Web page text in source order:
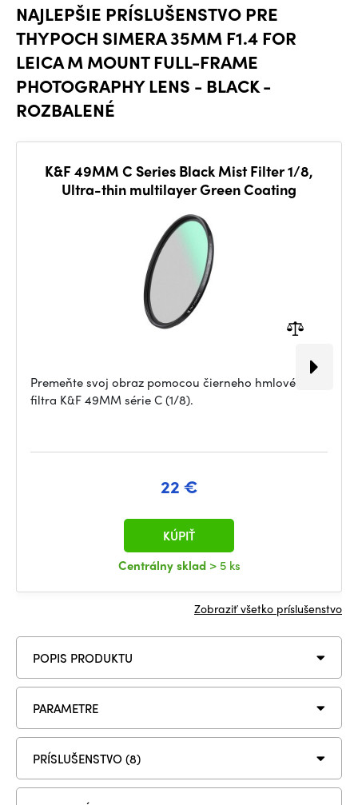
NAJLEPŠIE PRÍSLUŠENSTVO PRE
THYPOCH SIMERA 35MM F1.4 FOR
LEICA M MOUNT FULL-FRAME
PHOTOGRAPHY LENS - BLACK -
ROZBALENÉ
K&F 49MM C Series Black Mist Filter 1/8,
Ultra-thin multilayer Green Coating
Premeňte svoj obraz pomocou čierneho hmlového
filtra K&F 49MM série C (1/8).
22 €
Centrálny sklad > 5 ks
KÚPIŤ
Zobraziť všetko príslušenstvo
POPIS PRODUKTU
PARAMETRE
PRÍSLUŠENSTVO (8)